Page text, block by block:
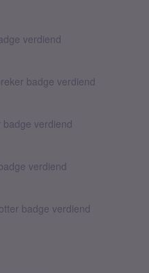
verdiend
badge verdiend
verdiend
verdiend
badge verdiend